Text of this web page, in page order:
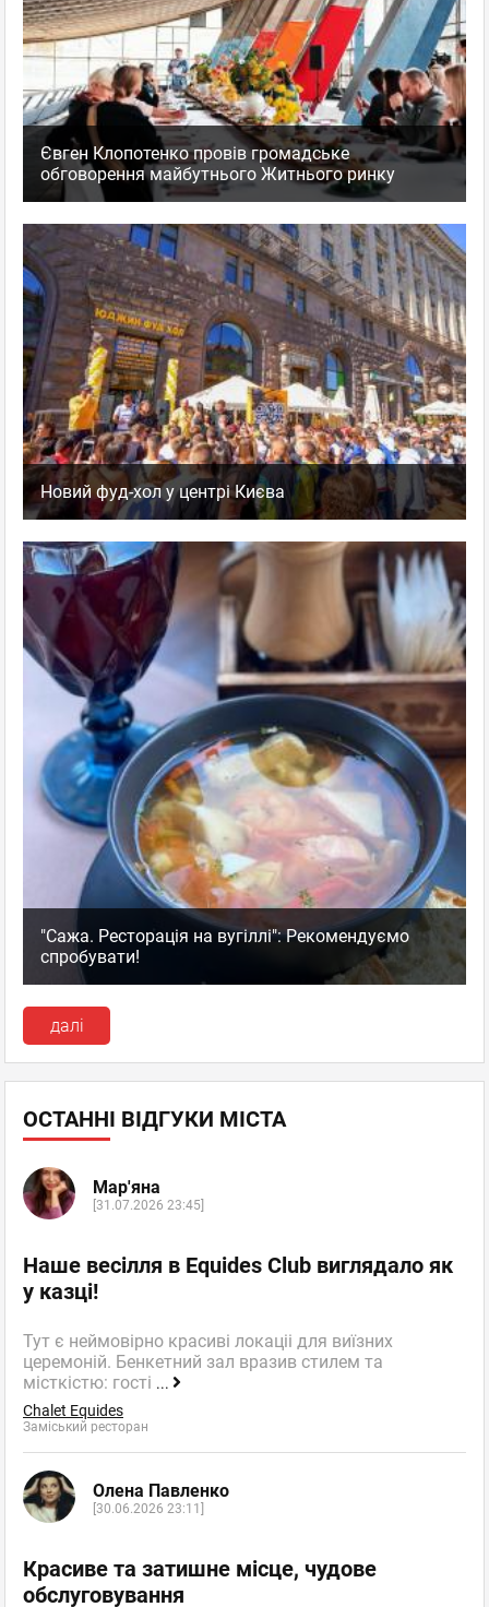
Євген Клопотенко провів громадське
обговорення майбутнього Житнього ринку
Новий фуд-хол у центрі Києва
"Сажа. Ресторація на вугіллі": Рекомендуємо
спробувати!
далі
ОСТАННІ ВІДГУКИ МІСТА
Мар'яна
[31.07.2026 23:45]
Наше весілля в Equides Club виглядало як
у казці!
Тут є неймовірно красиві локаціі для виїзних
церемоній. Бенкетний зал вразив стилем та
місткістю: гості ...
Chalet Equides
Заміський ресторан
Олена Павленко
[30.06.2026 23:11]
Красиве та затишне місце, чудове
обслуговування